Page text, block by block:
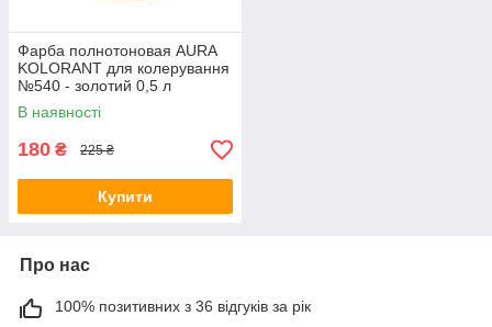
Фарба полнотоновая AURA
KOLORANT для колерування
№540 - золотий 0,5 л
В наявності
180 ₴ 225 ₴
Купити
Про нас
100% позитивних з 36 відгуків за рік